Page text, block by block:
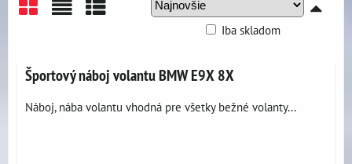
Iba skladom
Športový náboj volantu BMW E9X 8X
Náboj, nába volantu vhodná pre všetky bežné volanty...